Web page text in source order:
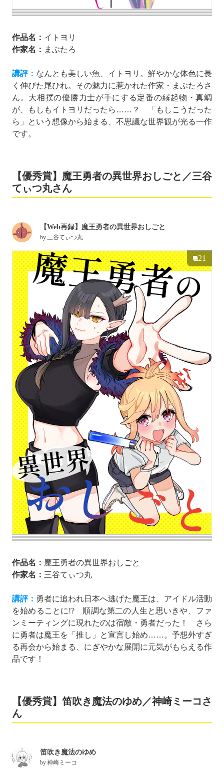
作品名： イトヨリ
作家名： まぶたろ
講評： なんとも美しい魚、イトヨリ。鮮やかな体色に長
く伸びた尾ひれ。その魅力に惹かれた作家・まぶたろさ
ん。大相撲の優勝力士が手にする定番の縁起物・真鯛
が、もしもイトヨリだったら……？ 「もしこうだった
ら」という想像から始まる、不思議な世界観が光る一作
です。
【優秀賞】魔王勇者の異世界おしごと／三谷
てぃつ丸さん
【Web再録】魔王勇者の異世界おしごと
by 三谷てぃつ丸
21
作品名： 魔王勇者の異世界おしごと
作家名： 三谷てぃつ丸
講評： 勇者に追われ日本へ逃げた魔王は、アイドル活動
を始めることに!? 順調な第二の人生と思いきや、ファ
ンミーティングに現れたのは宿敵・勇者だった！ さら
に勇者は魔王を「推し」と宣言し始め……。予想外すぎ
る再会から始まる、にぎやかな展開に元気がもらえる作
品です！
【優秀賞】笛吹き魔法のゆめ／神崎ミーコさ
ん
笛吹き魔法のゆめ
by神崎ミーコ